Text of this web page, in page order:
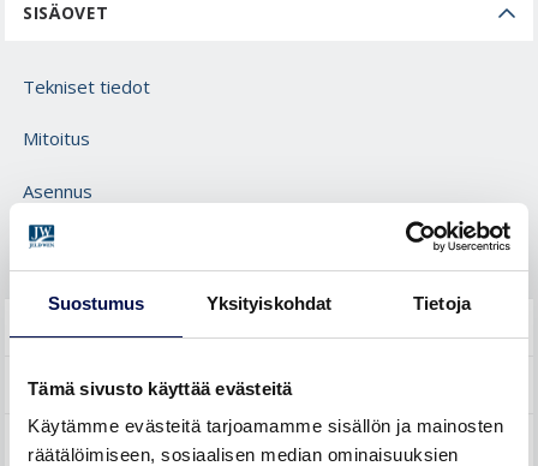
Suostumus Yksityiskohdat Tietoja
Tämä sivusto käyttää evästeitä
Käytämme evästeitä tarjoamamme sisällön ja mainosten
räätälöimiseen, sosiaalisen median ominaisuuksien
SISÄOVET
Tekniset tiedot
Mitoitus
Asennus
HUOLTO
ULKO-OVET
YLEISTÄ